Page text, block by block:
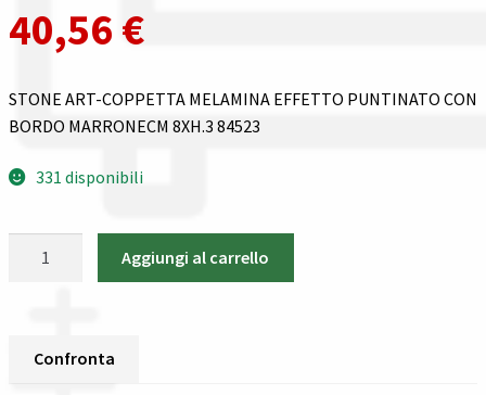
Privacy policy
Confronta
I nostri negozi
Riepilogo ordine
Spedizioni in italia
40,56 €
STONE ART-COPPETTA MELAMINA EFFETTO PUNTINATO CON
BORDO MARRONECM 8XH.3 84523
331 disponibili
EFFETTO
Aggiungi al carrello
Confronta